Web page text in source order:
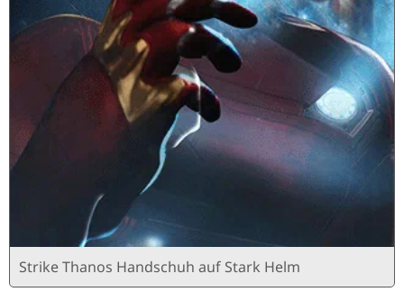
Strike Thanos Handschuh auf Stark Helm